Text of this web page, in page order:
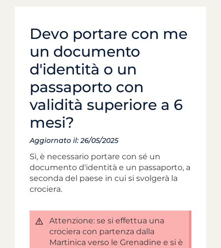
Devo portare con me
un documento
d'identità o un
passaporto con
validità superiore a 6
mesi?
Aggiornato il: 26/05/2025
Sì, è necessario portare con sé un
documento d'identità e un passaporto, a
seconda del paese in cui si svolgerà la
crociera.
Attenzione: se si effettua una
crociera con partenza dalla
Martinica verso le Grenadine e si è